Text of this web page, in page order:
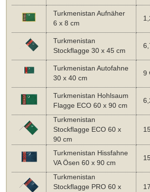
Turkmenistan Aufnäher
6 x 8 cm
Turkmenistan
Stockflagge 30 x 45 cm
Turkmenistan Autofahne
30 x 40 cm
9
Turkmenistan Hohlsaum
Flagge ECO 60 x 90 cm
Turkmenistan
Stockflagge ECO 60 x
90 cm
Turkmenistan Hissfahne
VA Ösen 60 x 90 cm
Turkmenistan
Stockflagge PRO 60 x